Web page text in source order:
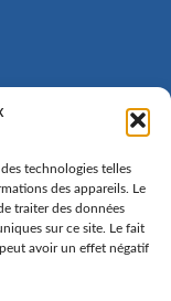
technologies telles
des appareils. Le
traiter des données
sur ce site. Le fait
avoir un effet négatif
avoir
adresse mail
Vous